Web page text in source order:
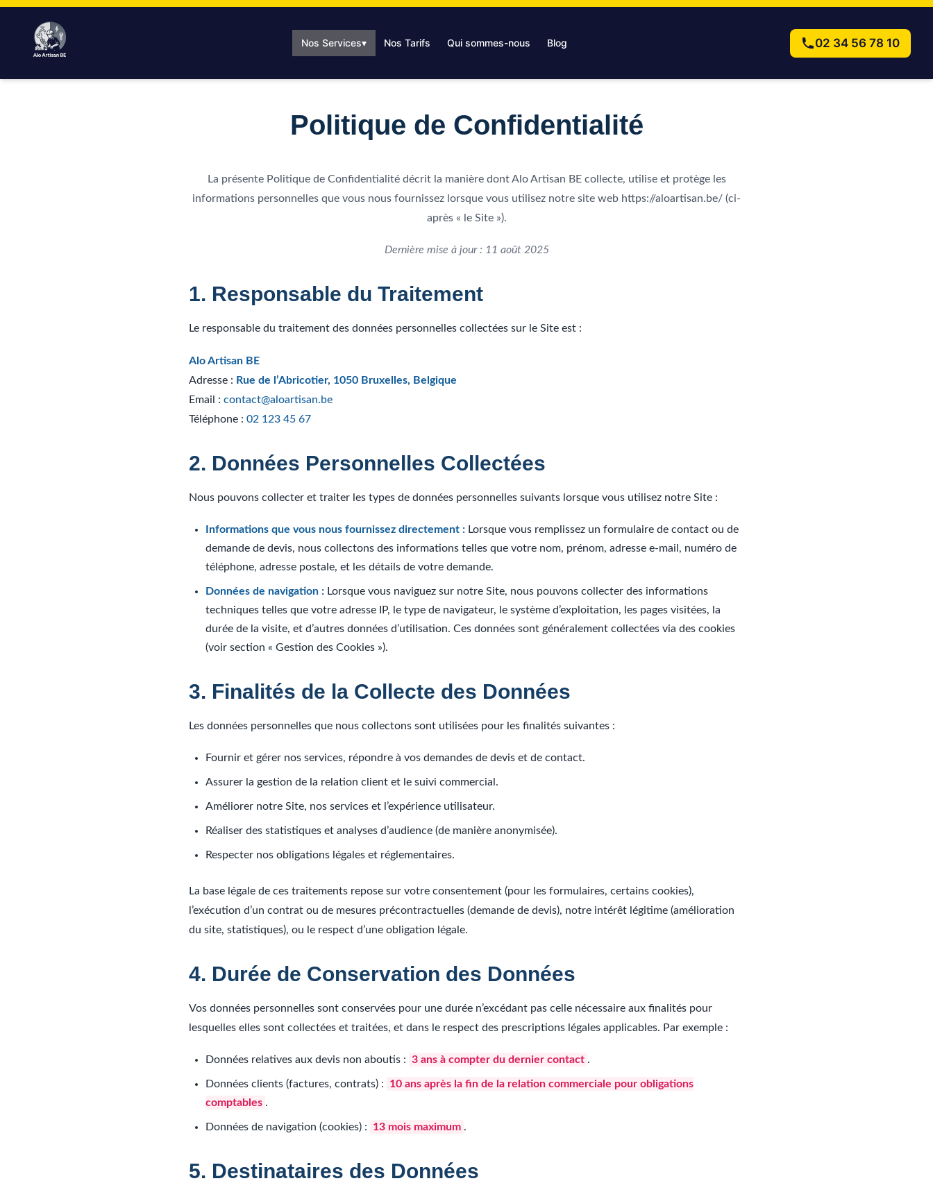
Aller
contenu
Nos Services▾ Nos Tarifs Qui sommes-nous Blog 02 34 56 78 10
Politique de Confidentialité
La présente Politique de Confidentialité décrit la manière dont Alo Artisan BE collecte, utilise et protège les
informations personnelles que vous nous fournissez lorsque vous utilisez notre site web https://aloartisan.be/ (ci-
après « le Site »).
Dernière mise à jour : 11 août 2025
1. Responsable du Traitement
Le responsable du traitement des données personnelles collectées sur le Site est :
Alo Artisan BE
Adresse : Rue de l’Abricotier, 1050 Bruxelles, Belgique
Email : contact@aloartisan.be
Téléphone : 02 123 45 67
2. Données Personnelles Collectées
Nous pouvons collecter et traiter les types de données personnelles suivants lorsque vous utilisez notre Site :
Informations que vous nous fournissez directement : Lorsque vous remplissez un formulaire de contact ou de
demande de devis, nous collectons des informations telles que votre nom, prénom, adresse e-mail, numéro de
téléphone, adresse postale, et les détails de votre demande.
Données de navigation : Lorsque vous naviguez sur notre Site, nous pouvons collecter des informations
techniques telles que votre adresse IP, le type de navigateur, le système d’exploitation, les pages visitées, la
durée de la visite, et d’autres données d’utilisation. Ces données sont généralement collectées via des cookies
(voir section « Gestion des Cookies »).
3. Finalités de la Collecte des Données
Les données personnelles que nous collectons sont utilisées pour les finalités suivantes :
Fournir et gérer nos services, répondre à vos demandes de devis et de contact.
Assurer la gestion de la relation client et le suivi commercial.
Améliorer notre Site, nos services et l’expérience utilisateur.
Réaliser des statistiques et analyses d’audience (de manière anonymisée).
Respecter nos obligations légales et réglementaires.
La base légale de ces traitements repose sur votre consentement (pour les formulaires, certains cookies),
l’exécution d’un contrat ou de mesures précontractuelles (demande de devis), notre intérêt légitime (amélioration
du site, statistiques), ou le respect d’une obligation légale.
4. Durée de Conservation des Données
Vos données personnelles sont conservées pour une durée n’excédant pas celle nécessaire aux finalités pour
lesquelles elles sont collectées et traitées, et dans le respect des prescriptions légales applicables. Par exemple :
Données relatives aux devis non aboutis : 3 ans à compter du dernier contact .
Données clients (factures, contrats) :
10 ans après la fin de la relation commerciale pour obligations
comptables .
Données de navigation (cookies) : 13 mois maximum .
5. Destinataires des Données